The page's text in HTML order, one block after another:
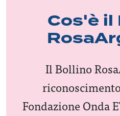
Cos'è il
Il Bollino
Fondazione Onda